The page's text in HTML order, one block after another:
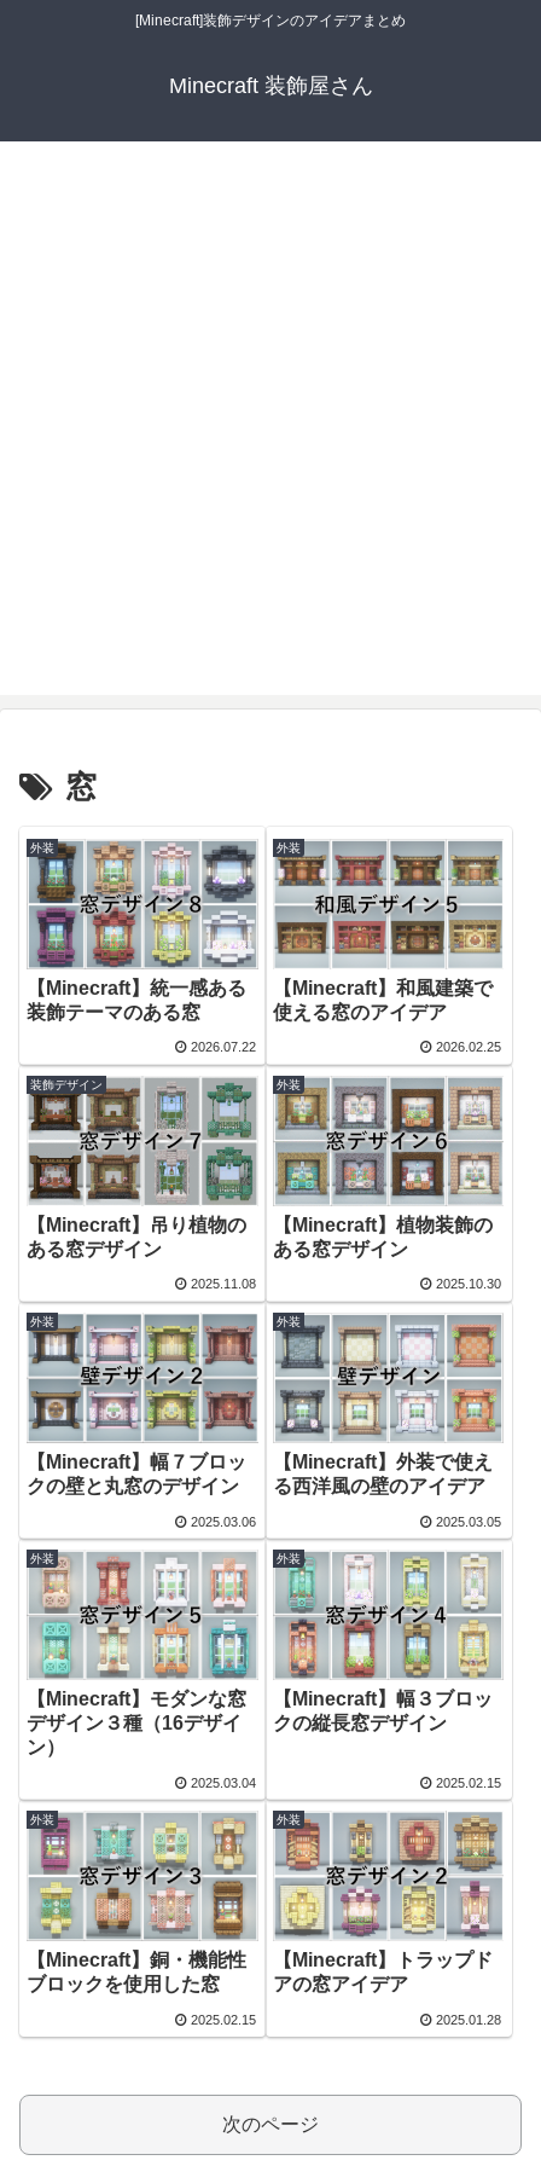
[Minecraft]装飾デザインのアイデアまとめ
Minecraft 装飾屋さん
窓
外装
【Minecraft】統一感ある
装飾テーマのある窓
2026.07.22
外装
【Minecraft】和風建築で
使える窓のアイデア
2026.02.25
装飾デザイン
【Minecraft】吊り植物の
ある窓デザイン
2025.11.08
外装
【Minecraft】植物装飾の
ある窓デザイン
2025.10.30
外装
【Minecraft】幅７ブロッ
クの壁と丸窓のデザイン
2025.03.06
外装
【Minecraft】外装で使え
る西洋風の壁のアイデア
2025.03.05
外装
【Minecraft】モダンな窓
デザイン３種（16デザイ
ン）
2025.03.04
外装
【Minecraft】幅３ブロッ
クの縦長窓デザイン
2025.02.15
外装
【Minecraft】銅・機能性
ブロックを使用した窓
2025.02.15
外装
【Minecraft】トラップド
アの窓アイデア
2025.01.28
次のページ